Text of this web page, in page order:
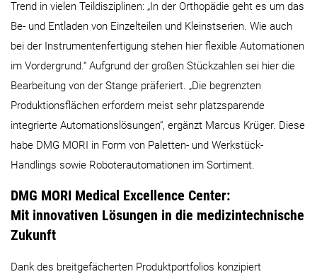
Trend in vielen Teildisziplinen: „In der Orthopädie geht es um das
Be- und Entladen von Einzelteilen und Kleinstserien. Wie auch
bei der Instrumentenfertigung stehen hier flexible Automationen
im Vordergrund.“ Aufgrund der großen Stückzahlen sei hier die
Bearbeitung von der Stange präferiert. „Die begrenzten
Produktionsflächen erfordern meist sehr platzsparende
integrierte Automations­lösungen“, ergänzt Marcus Krüger. Diese
habe DMG MORI in Form von Paletten- und Werkstück-
Handlings sowie Roboterautomationen im Sortiment.
DMG MORI Medical Excellence Center:
Mit innovativen Lösungen in die medizintechnische
Zukunft
Dank des breitgefächerten Produktportfolios konzipiert